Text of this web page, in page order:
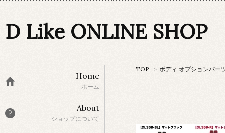
D Like ONLINE SHOP
TOP > ボディ オプションパー
Home
ホーム
About
ショップについて